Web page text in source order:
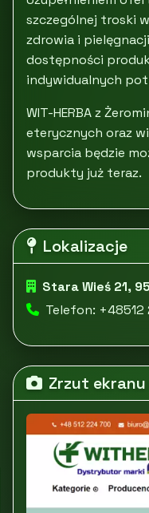
szczególnej troski
zdrowia i
dostępności
indywidualnych
WIT-HERBA z
eterycznych oraz
wsparcia będzie
produkty już teraz.
Lokalizacje
Stara Wieś 21,
Telefon: +48512
Zrzut